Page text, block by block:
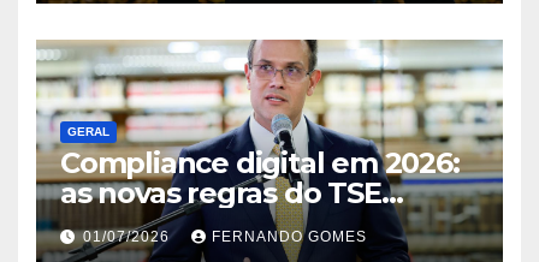
GERAL
Compliance digital em 2026:
as novas regras do TSE
contra deepfakes e o desafio
jurídico de proteger
01/07/2026 FERNANDO GOMES